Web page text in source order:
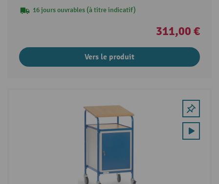
16 jours ouvrables (à titre indicatif)
311,00 €
Vers le produit